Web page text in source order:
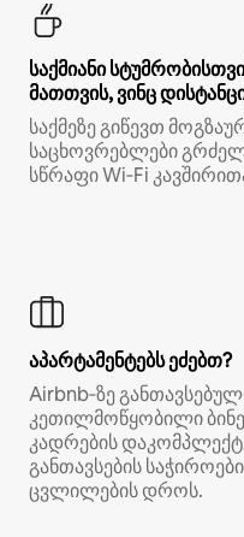
საქმიანი
მათთვის, ვინც
საქმეზე გიწევთ
საცხოვრებლები
სწრაფი Wi‑Fi
აპარტამენტებს ეძებთ?
Airbnb‑ზე
კეთილმოწყობილი
კადრების
განთავსების
ცვლილების დროს.